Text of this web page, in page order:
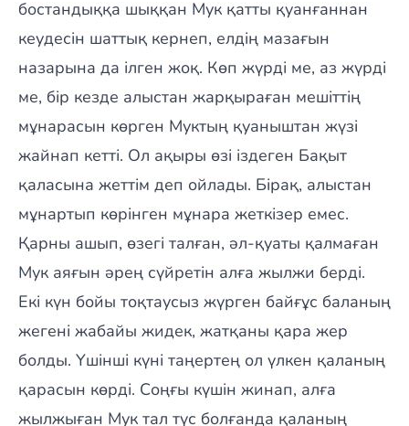
бостандыққа шыққан Мук қатты қуанғаннан
кеудесін шаттық кернеп, елдің мазағын
назарына да ілген жоқ. Көп жүрді ме, аз жүрді
ме, бір кезде алыстан жарқыраған мешіттің
мұнарасын көрген Муктың қуаныштан жүзі
жайнап кетті. Ол ақыры өзі іздеген Бақыт
қаласына жеттім деп ойлады. Бірақ, алыстан
мұнартып көрінген мұнара жеткізер емес.
Қарны ашып, өзегі талған, әл-қуаты қалмаған
Мук аяғын әрең сүйретін алға жылжи берді.
Екі күн бойы тоқтаусыз жүрген байғұс баланың
жегені жабайы жидек, жатқаны қара жер
болды. Үшінші күні таңертең ол үлкен қаланың
қарасын көрді. Соңғы күшін жинап, алға
жылжыған Мук тал түс болғанда қаланың